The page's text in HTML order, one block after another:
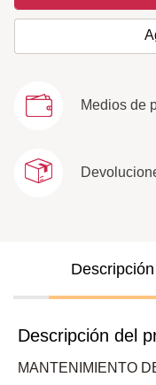
Medios de
Descripción
Descripción del
MANTENIMIENTO